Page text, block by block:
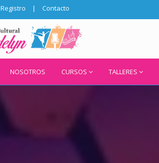
Registro | Contacto
NOSOTROS CURSOS TALLERES